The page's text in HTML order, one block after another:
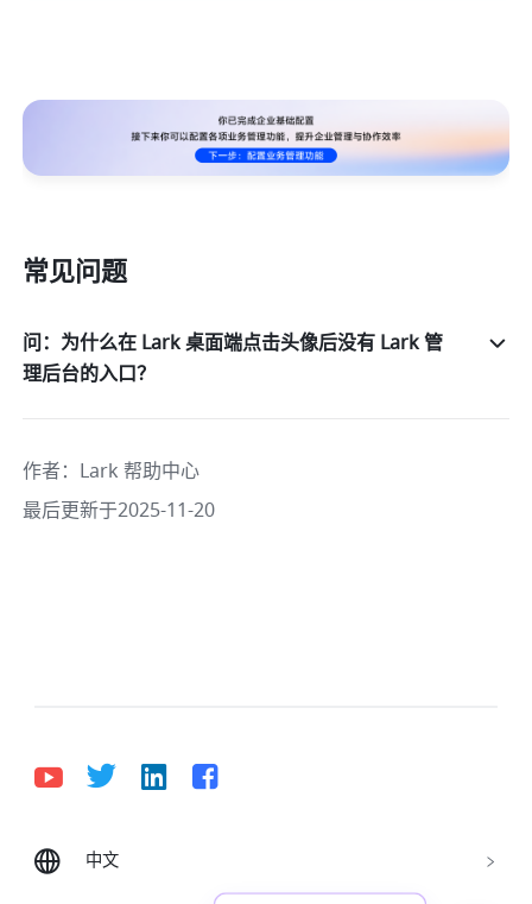
常见问题
问：为什么在 Lark 桌面端点击头像后没有 Lark 管
理后台的入口？
作者： Lark 帮助中心
最后更新于2025-11-20
中文
Deutsch English